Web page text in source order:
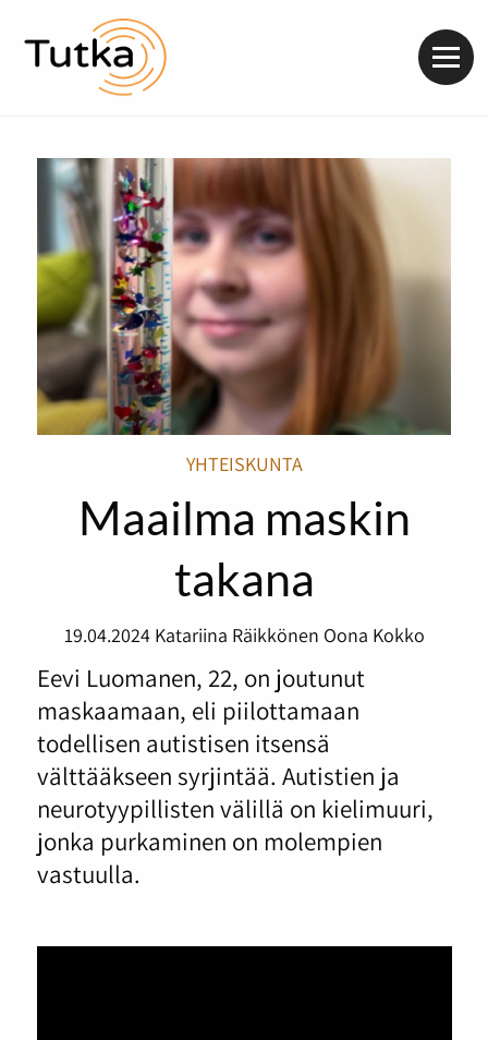
YHTEISKUNTA
Maailma maskin
takana
19.04.2024 Katariina Räikkönen Oona Kokko
Eevi Luomanen, 22, on joutunut
maskaamaan, eli piilottamaan
todellisen autistisen itsensä
välttääkseen syrjintää. Autistien ja
neurotyypillisten välillä on kielimuuri,
jonka purkaminen on molempien
vastuulla.